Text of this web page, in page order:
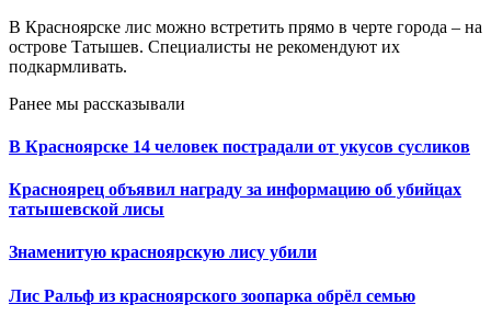
В Красноярске лис можно встретить прямо в черте города – на
острове Татышев. Специалисты не рекомендуют их
подкармливать.
Ранее мы рассказывали
В Красноярске 14 человек пострадали от укусов сусликов
Красноярец объявил награду за информацию об убийцах
татышевской лисы
Знаменитую красноярскую лису убили
Лис Ральф из красноярского зоопарка обрёл семью